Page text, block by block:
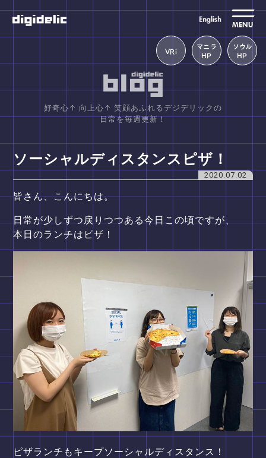
VRi
マニラ
HP
ソウル
HP
MENU
好奇心↑ 向上心↑ 笑顔あふれるデジデリックの
日常を毎週更新！
ソーシャルディスタンスピザ！
2020.07.02
皆さん、こんにちは。
日常が少しずつ戻りつつある今日この頃ですが、
本日のランチはピザ！
ピザランチもキープソーシャルディスタンス！